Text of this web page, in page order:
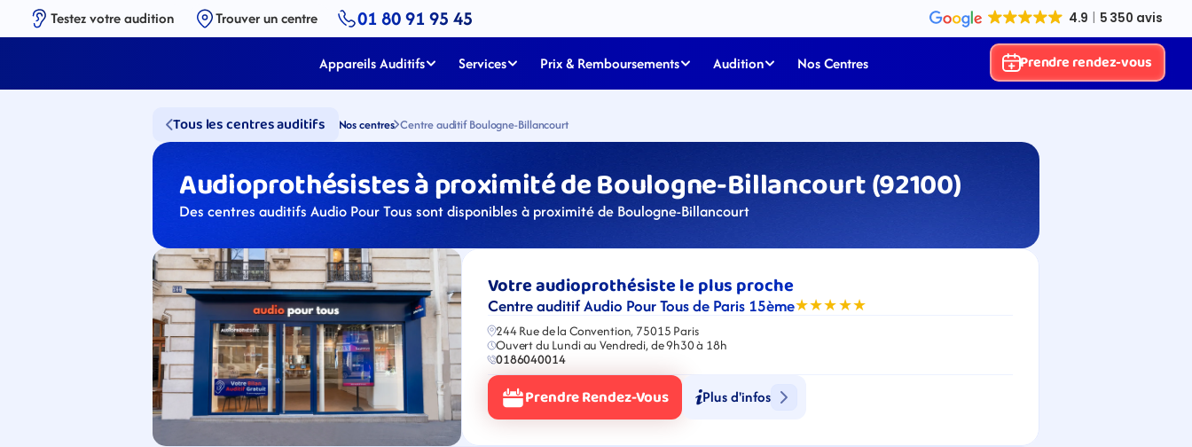
Testez votre audition Trouver un centre 01 80 91 95 45
Appareils Auditifs Services Prix & Remboursements Audition Nos Centres Prendre rendez-vous
Tous les centres auditifs Nos centres Centre auditif Boulogne-Billancourt
Audioprothésistes à proximité de Boulogne-Billancourt (92100)
Des centres auditifs Audio Pour Tous sont disponibles à proximité de Boulogne-Billancourt
Votre audioprothésiste le plus proche
Centre auditif Audio Pour Tous de Paris 15ème★★★★★
244 Rue de la Convention, 75015 Paris
Ouvert du Lundi au Vendredi, de 9h30 à 18h
0186040014
Prendre Rendez-Vous Plus d'infos